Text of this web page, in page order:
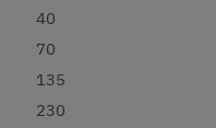
40
70
135
230